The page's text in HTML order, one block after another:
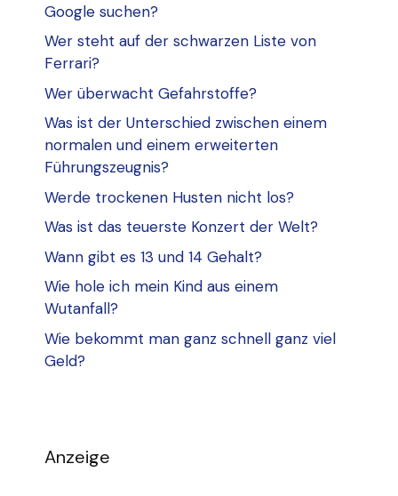
Google suchen?
Wer steht auf der schwarzen Liste von
Ferrari?
Wer überwacht Gefahrstoffe?
Was ist der Unterschied zwischen einem
normalen und einem erweiterten
Führungszeugnis?
Werde trockenen Husten nicht los?
Was ist das teuerste Konzert der Welt?
Wann gibt es 13 und 14 Gehalt?
Wie hole ich mein Kind aus einem
Wutanfall?
Wie bekommt man ganz schnell ganz viel
Geld?
Anzeige